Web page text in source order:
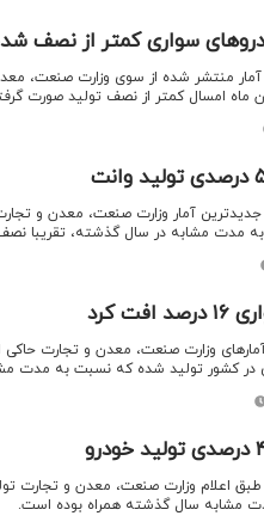
سواری کمتر از نصف
آمار منتشر شده از سوی وزارت صنعت،
ماه امسال کمتر از نصف تولید صورت
جدیدترین آمار وزارت صنعت، معدن و
مدت مشابه در سال گذشته، تقریبا
کرد
تولید شده که نسبت به مدت مشابه پارسال، ۱۶ درصد
مشابه سال گذشته همراه بوده است.